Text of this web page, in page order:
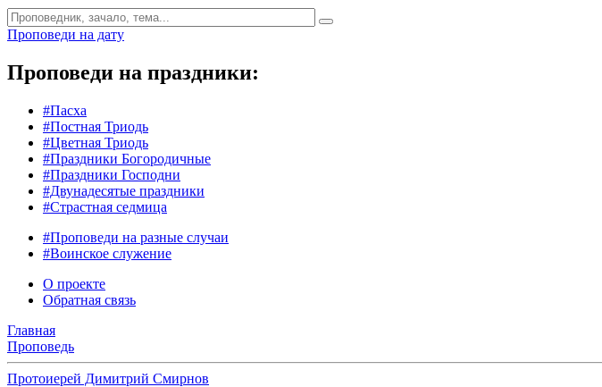
Проповеди на дату
Проповеди на праздники:
#Пасха
#Постная Триодь
#Цветная Триодь
#Праздники Богородичные
#Праздники Господни
#Двунадесятые праздники
#Страстная седмица
#Проповеди на разные случаи
#Воинское служение
О проекте
Обратная связь
Главная
Проповедь
Протоиерей Димитрий Смирнов